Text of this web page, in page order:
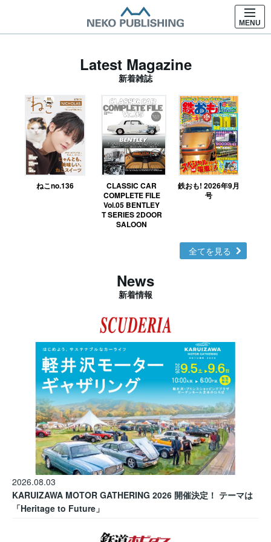
MENU
Latest Magazine
新着雑誌
ねこno.136
CLASSIC CAR
COMPLETE FILE
Vol.05 BENTLEY
T SERIES 2DOOR
SALOON
鉄おも! 2026年9月
号
全てを見る
News
新着情報
2026.08.03
KARUIZAWA MOTOR GATHERING 2026 開催決定！ テーマは
「Heritage to Future」